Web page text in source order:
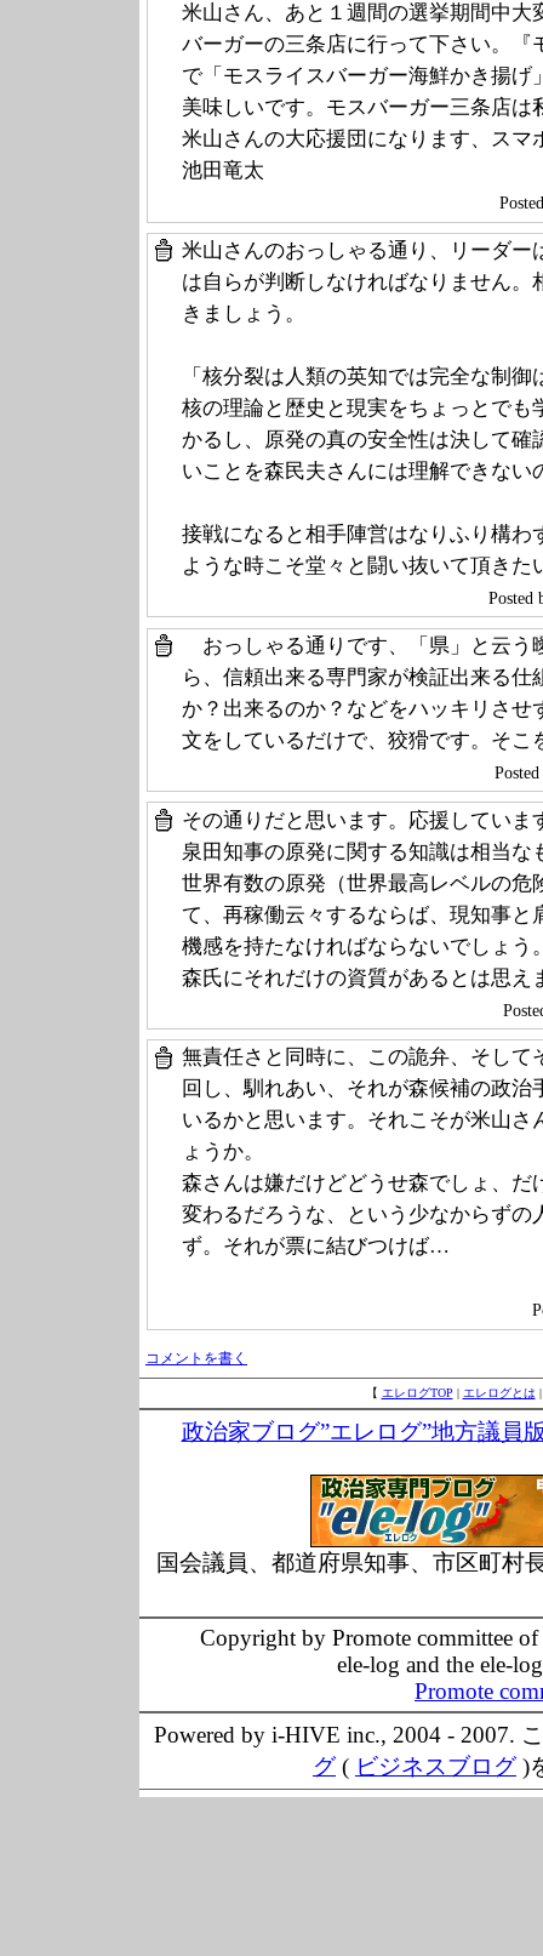
米山さん、あと１週間の選挙期間中大
バーガーの三条店に行って下さい。『
で「モスライスバーガー海鮮かき揚げ
美味しいです。モスバーガー三条店は
米山さんの大応援団になります、スマ
池田竜太
米山さんのおっしゃる通り、リーダー
は自らが判断しなければなりません。
きましょう。
「核分裂は人類の英知では完全な制御
核の理論と歴史と現実をちょっとでも
かるし、原発の真の安全性は決して確
いことを森民夫さんには理解できない
接戦になると相手陣営はなりふり構わ
ような時こそ堂々と闘い抜いて頂きた
Posted
おっしゃる通りです、「県」と云う
ら、信頼出来る専門家が検証出来る
か？出来るのか？などをハッキリさせ
文をしているだけで、狡猾です。そこ
その通りだと思います。応援していま
泉田知事の原発に関する知識は相当な
世界有数の原発（世界最高レベルの危
て、再稼働云々するならば、現知事と
機感を持たなければならないでしょう
森氏にそれだけの資質があるとは思え
無責任さと同時に、この詭弁、そして
回し、馴れあい、それが森候補の政
いるかと思います。それこそが米山さ
ょうか。
森さんは嫌だけどどうせ森でしょ、だ
変わるだろうな、という少なからずの
ず。それが票に結びつけば…
コメントを書く
【 エレログTOP | エレログとは
政治家ブログ”エレログ”地方議員
国会議員、都道府県知事、市区町村
Copyright by Promote committee
ele-log and the ele-
Promote
Powered by i-HIVE inc., 2004 - 2007.
グ( ビジネスブログ)